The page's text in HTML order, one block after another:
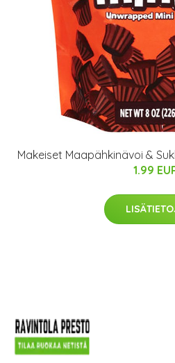
Makeiset Maapähkinävoi &
1.99